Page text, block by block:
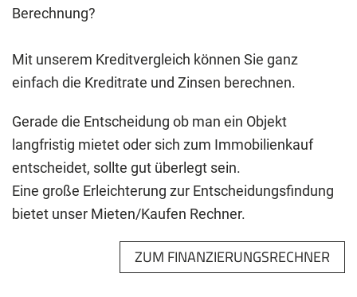
Berechnung?
Mit unserem Kreditvergleich können Sie ganz
einfach die Kreditrate und Zinsen berechnen.
Gerade die Entscheidung ob man ein Objekt
langfristig mietet oder sich zum Immobilienkauf
entscheidet, sollte gut überlegt sein.
Eine große Erleichterung zur Entscheidungsfindung
bietet unser Mieten/Kaufen Rechner.
ZUM FINANZIERUNGSRECHNER